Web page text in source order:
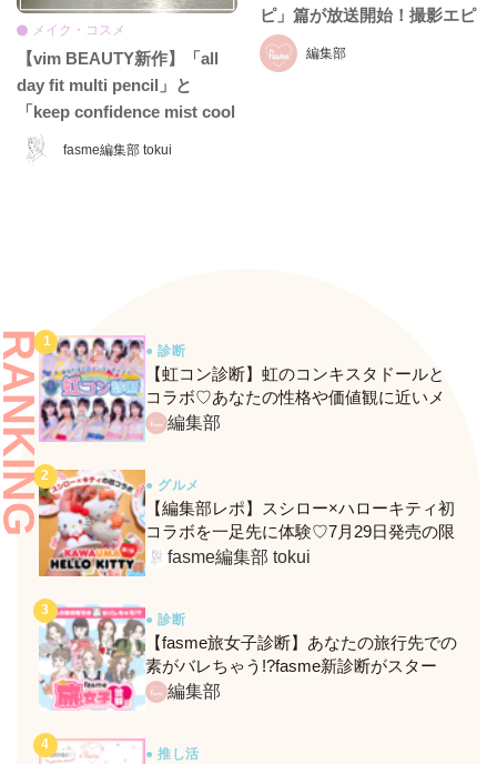
fasme編集部 tokui
メイク・コスメ
【vim BEAUTY新作】「all
day fit multi pencil」と
「keep confidence mist cool
EX」をレビュー♡ 夏のお直
しに頼れるコスメをチェッ
編集部
ピ」篇が放送開始！撮影エピ
ソード＆インタビュー全文を
お届け
● 診断
【虹コン診断】虹のコンキスタドールと
コラボ♡あなたの性格や価値観に近いメ
ンバーがわかる、fasmeの新診断がスター
編集部
● グルメ
【編集部レポ】スシロー×ハローキティ初
コラボを一足先に体験♡7月29日発売の限
定メニュー＆グッズをレポ！
fasme編集部 tokui
● 診断
【fasme旅女子診断】あなたの旅行先での
素がバレちゃう!?fasme新診断がスター
ト！編集部
● 推し活